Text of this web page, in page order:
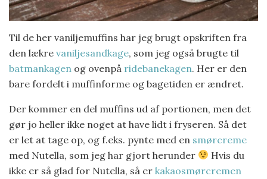
Til de her vaniljemuffins har jeg brugt opskriften fra
den lækre vaniljesandkage, som jeg også brugte til
batmankagen og ovenpå ridebanekagen. Her er den
bare fordelt i muffinforme og bagetiden er ændret.
Der kommer en del muffins ud af portionen, men det
gør jo heller ikke noget at have lidt i fryseren. Så det
er let at tage op, og f.eks. pynte med en smørcreme
med Nutella, som jeg har gjort herunder
Hvis du
ikke er så glad for Nutella, så er kakaosmørcremen